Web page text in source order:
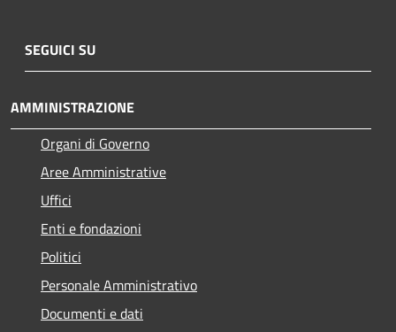
SEGUICI SU
AMMINISTRAZIONE
Organi di Governo
Aree Amministrative
Uffici
Enti e fondazioni
Politici
Personale Amministrativo
Documenti e dati